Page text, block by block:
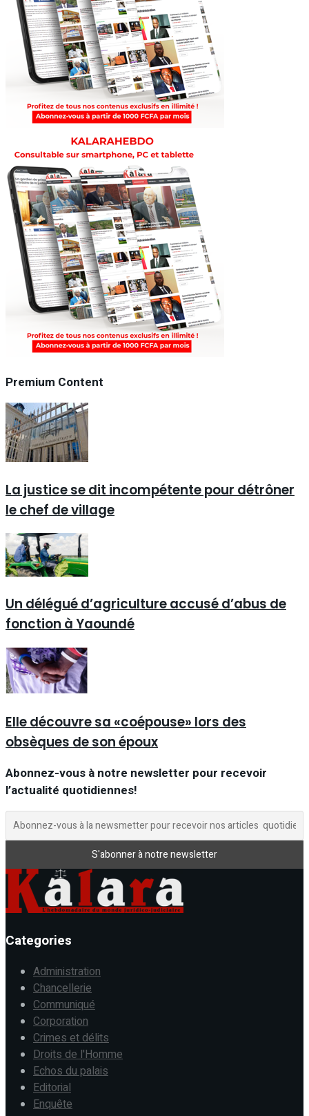
Premium Content
La justice se dit incompétente pour détrôner
le chef de village
Un délégué d’agriculture accusé d’abus de
fonction à Yaoundé
Elle découvre sa «coépouse» lors des
obsèques de son époux
Abonnez-vous à notre newsletter pour recevoir
l’actualité quotidiennes!
Categories
Administration
Chancellerie
Communiqué
Corporation
Crimes et délits
Droits de l'Homme
Echos du palais
Editorial
Enquête